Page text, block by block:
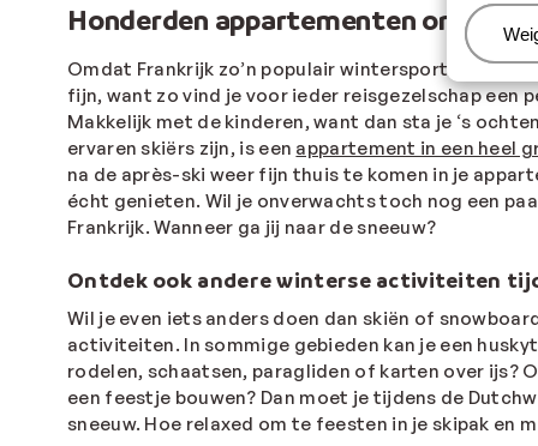
Honderden appartementen om in
Omdat Frankrijk zo’n populair wintersportland is
fijn, want zo vind je voor ieder reisgezelschap
Makkelijk met de kinderen, want dan sta je ‘s
ervaren skiërs zijn, is een appartement in een heel
na de après-ski weer fijn thuis te komen in je
écht genieten. Wil je onverwachts toch nog een
Frankrijk. Wanneer ga jij naar de sneeuw?
Ontdek ook andere winterse activiteiten
Wil je even iets anders doen dan skiën of
activiteiten. In sommige gebieden kan je een
rodelen, schaatsen, paragliden of karten over ijs?
een feestje bouwen? Dan moet je tijdens de
sneeuw. Hoe relaxed om te feesten in je skipak